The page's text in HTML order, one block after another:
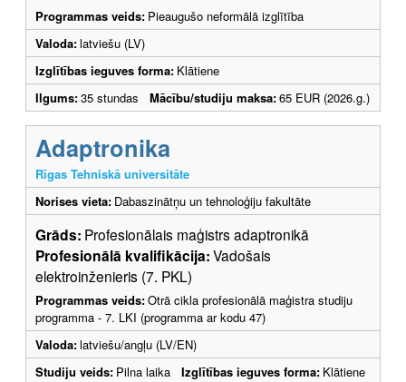
Programmas veids: Pieaugušo neformālā izglītība
Valoda:latviešu (LV)
Izglītības ieguves forma: Klātiene
Ilgums:35 stundas Mācību/studiju maksa:65 EUR (2026.g.)
Adaptronika
Rīgas Tehniskā universitāte
Norises vieta: Dabaszinātņu un tehnoloģiju fakultāte
Grāds: Profesionālais maģistrs adaptronikā
Profesionālā kvalifikācija:Vadošais
elektroinženieris (7. PKL)
Programmas veids:Otrā cikla profesionālā maģistra studiju
programma - 7. LKI (programma ar kodu 47)
Valoda:latviešu/angļu (LV/EN)
Studiju veids: Pilna laika Izglītības ieguves forma: Klātiene